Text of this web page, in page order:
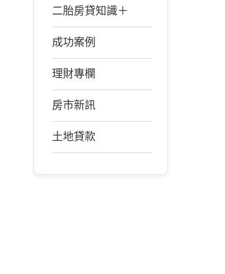
二胎房貸知識＋
成功案例
理財專欄
房市新訊
土地貸款